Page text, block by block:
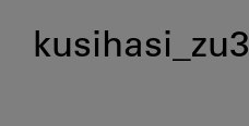
kusihasi_zu3